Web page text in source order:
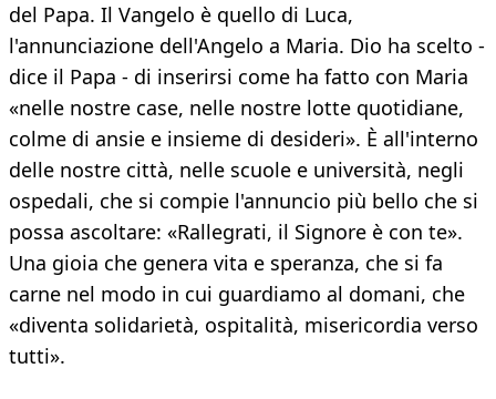
del Papa. Il Vangelo è quello di Luca,
l'annunciazione dell'Angelo a Maria. Dio ha scelto -
dice il Papa - di inserirsi come ha fatto con Maria
«nelle nostre case, nelle nostre lotte quotidiane,
colme di ansie e insieme di desideri». È all'interno
delle nostre città, nelle scuole e università, negli
ospedali, che si compie l'annuncio più bello che si
possa ascoltare: «Rallegrati, il Signore è con te».
Una gioia che genera vita e speranza, che si fa
carne nel modo in cui guardiamo al domani, che
«diventa solidarietà, ospitalità, misericordia verso
tutti».